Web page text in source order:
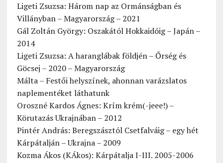
Ligeti Zsuzsa: Három nap az Ormánságban és
Villányban – Magyarország – 2021
Gál Zoltán György: Oszakától Hokkaidóig – Japán –
2014
Ligeti Zsuzsa: A haranglábak földjén – Őrség és
Göcsej – 2020 – Magyarország
Málta – Festői helyszínek, ahonnan varázslatos
naplementéket láthatunk
Oroszné Kardos Ágnes: Krím krém(-jeee!) –
Körutazás Ukrajnában – 2012
Pintér András: Beregszásztól Csetfalváig – egy hét
Kárpátalján – Ukrajna – 2009
Kozma Ákos (KÁkos): Kárpátalja I-III. 2005-2006